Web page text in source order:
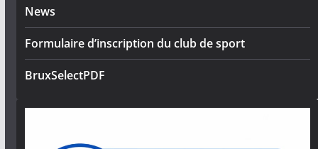
News
Formulaire d’inscription du club de sport
BruxSelectPDF